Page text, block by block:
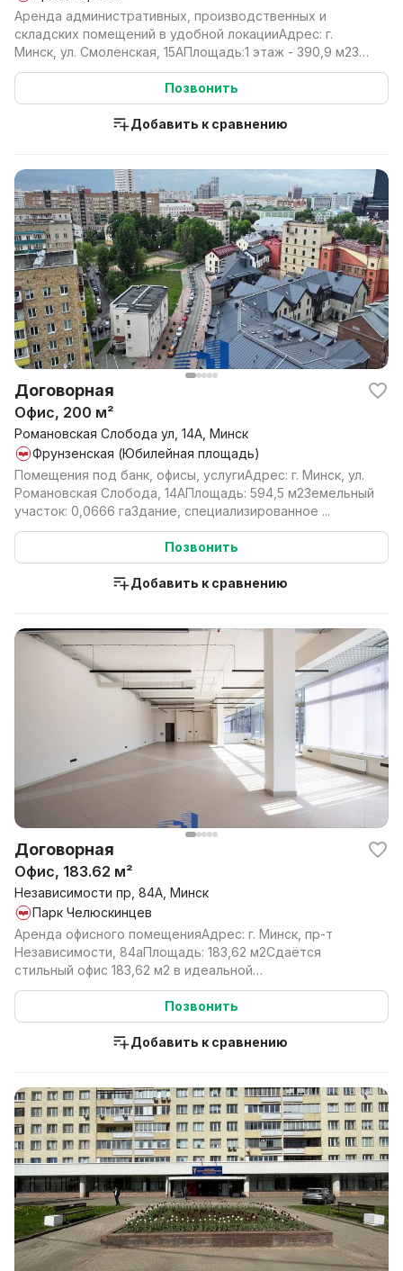
Аренда административных, производственных и
складских помещений в удобной локацииАдрес: г.
Минск, ул. Смоленская, 15АПлощадь:1 этаж - 390,9 м23
этаж -...
Позвонить
Добавить к сравнению
Договорная
Офис, 200 м²
Романовская Слобода ул, 14А, Минск
Фрунзенская (Юбилейная площадь)
Помещения под банк, офисы, услугиАдрес: г. Минск, ул.
Романовская Слобода, 14АПлощадь: 594,5 м2Земельный
участок: 0,0666 гаЗдание, специализированное ...
Позвонить
Добавить к сравнению
Договорная
Офис, 183.62 м²
Независимости пр, 84А, Минск
Парк Челюскинцев
Аренда офисного помещенияАдрес: г. Минск, пр-т
Независимости, 84аПлощадь: 183,62 м2Сдаётся
стильный офис 183,62 м2 в идеальной
локацииПанорамное остек...
Позвонить
Добавить к сравнению